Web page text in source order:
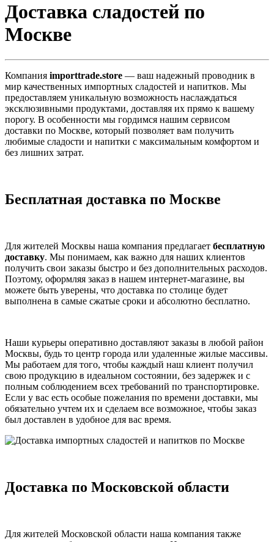
Доставка сладостей по
Москве
Компания importtrade.store — ваш надежный проводник в
мир качественных импортных сладостей и напитков. Мы
предоставляем уникальную возможность наслаждаться
эксклюзивными продуктами, доставляя их прямо к вашему
порогу. В особенности мы гордимся нашим сервисом
доставки по Москве, который позволяет вам получить
любимые сладости и напитки с максимальным комфортом и
без лишних затрат.
Бесплатная доставка по Москве
Для жителей Москвы наша компания предлагает бесплатную
доставку. Мы понимаем, как важно для наших клиентов
получить свои заказы быстро и без дополнительных расходов.
Поэтому, оформляя заказ в нашем интернет-магазине, вы
можете быть уверены, что доставка по столице будет
выполнена в самые сжатые сроки и абсолютно бесплатно.
Наши курьеры оперативно доставляют заказы в любой район
Москвы, будь то центр города или удаленные жилые массивы.
Мы работаем для того, чтобы каждый наш клиент получил
свою продукцию в идеальном состоянии, без задержек и с
полным соблюдением всех требований по транспортировке.
Если у вас есть особые пожелания по времени доставки, мы
обязательно учтем их и сделаем все возможное, чтобы заказ
был доставлен в удобное для вас время.
Доставка по Московской области
Для жителей Московской области наша компания также